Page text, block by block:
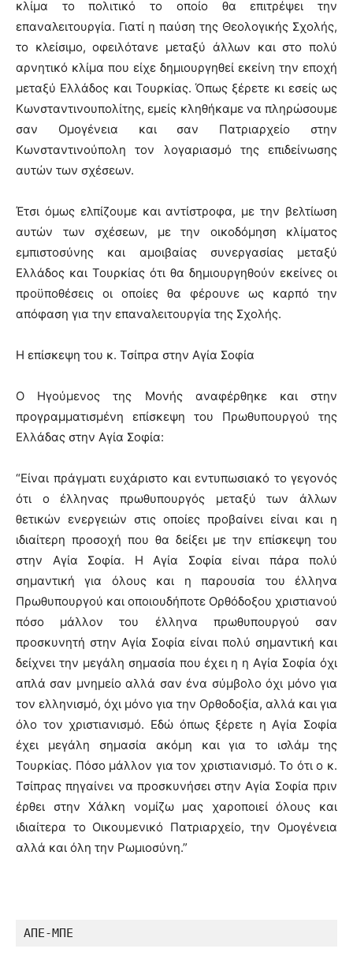
κλίμα το πολιτικό το οποίο θα επιτρέψει την
επαναλειτουργία. Γιατί η παύση της Θεολογικής Σχολής,
το κλείσιμο, οφειλότανε μεταξύ άλλων και στο πολύ
αρνητικό κλίμα που είχε δημιουργηθεί εκείνη την εποχή
μεταξύ Ελλάδος και Τουρκίας. Όπως ξέρετε κι εσείς ως
Κωνσταντινουπολίτης, εμείς κληθήκαμε να πληρώσουμε
σαν Ομογένεια και σαν Πατριαρχείο στην
Κωνσταντινούπολη τον λογαριασμό της επιδείνωσης
αυτών των σχέσεων.
Έτσι όμως ελπίζουμε και αντίστροφα, με την βελτίωση
αυτών των σχέσεων, με την οικοδόμηση κλίματος
εμπιστοσύνης και αμοιβαίας συνεργασίας μεταξύ
Ελλάδος και Τουρκίας ότι θα δημιουργηθούν εκείνες οι
προϋποθέσεις οι οποίες θα φέρουνε ως καρπό την
απόφαση για την επαναλειτουργία της Σχολής.
Η επίσκεψη του κ. Τσίπρα στην Αγία Σοφία
Ο Ηγούμενος της Μονής αναφέρθηκε και στην
προγραμματισμένη επίσκεψη του Πρωθυπουργού της
Ελλάδας στην Αγία Σοφία:
“Είναι πράγματι ευχάριστο και εντυπωσιακό το γεγονός
ότι ο έλληνας πρωθυπουργός μεταξύ των άλλων
θετικών ενεργειών στις οποίες προβαίνει είναι και η
ιδιαίτερη προσοχή που θα δείξει με την επίσκεψη του
στην Αγία Σοφία. Η Αγία Σοφία είναι πάρα πολύ
σημαντική για όλους και η παρουσία του έλληνα
Πρωθυπουργού και οποιουδήποτε Ορθόδοξου χριστιανού
πόσο μάλλον του έλληνα πρωθυπουργού σαν
προσκυνητή στην Αγία Σοφία είναι πολύ σημαντική και
δείχνει την μεγάλη σημασία που έχει η η Αγία Σοφία όχι
απλά σαν μνημείο αλλά σαν ένα σύμβολο όχι μόνο για
τον ελληνισμό, όχι μόνο για την Ορθοδοξία, αλλά και για
όλο τον χριστιανισμό. Εδώ όπως ξέρετε η Αγία Σοφία
έχει μεγάλη σημασία ακόμη και για το ισλάμ της
Τουρκίας. Πόσο μάλλον για τον χριστιανισμό. Το ότι ο κ.
Τσίπρας πηγαίνει να προσκυνήσει στην Αγία Σοφία πριν
έρθει στην Χάλκη νομίζω μας χαροποιεί όλους και
ιδιαίτερα το Οικουμενικό Πατριαρχείο, την Ομογένεια
αλλά και όλη την Ρωμιοσύνη.”
ΑΠΕ-ΜΠΕ